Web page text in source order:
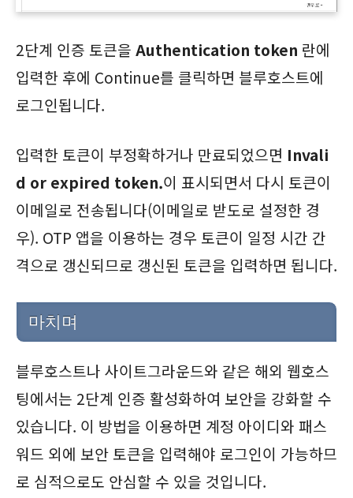
2단계 인증 토큰을 Authentication token 란에
입력한 후에 Continue를 클릭하면 블루호스트에
로그인됩니다.
입력한 토큰이 부정확하거나 만료되었으면 Invali
d or expired token.이 표시되면서 다시 토큰이
이메일로 전송됩니다(이메일로 받도로 설정한 경
우). OTP 앱을 이용하는 경우 토큰이 일정 시간 간
격으로 갱신되므로 갱신된 토큰을 입력하면 됩니다.
마치며
블루호스트나 사이트그라운드와 같은 해외 웹호스
팅에서는 2단계 인증 활성화하여 보안을 강화할 수
있습니다. 이 방법을 이용하면 계정 아이디와 패스
워드 외에 보안 토큰을 입력해야 로그인이 가능하므
로 심적으로도 안심할 수 있을 것입니다.